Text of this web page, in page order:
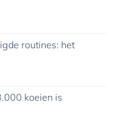
routines: het
koeien is